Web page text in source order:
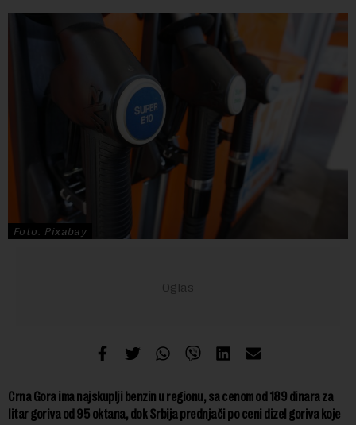
Foto: Pixabay
Crna Gora ima najskuplji benzin u regionu, sa cenom od 189 dinara za
litar goriva od 95 oktana, dok Srbija prednjači po ceni dizel goriva koje